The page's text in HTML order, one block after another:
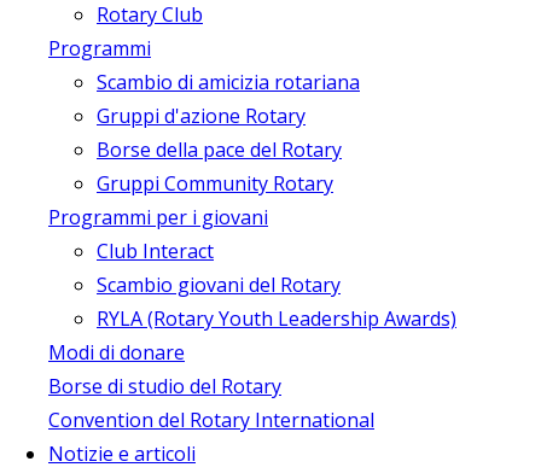
Rotary Club
Programmi
Scambio di amicizia rotariana
Gruppi d'azione Rotary
Borse della pace del Rotary
Gruppi Community Rotary
Programmi per i giovani
Club Interact
Scambio giovani del Rotary
RYLA (Rotary Youth Leadership Awards)
Modi di donare
Borse di studio del Rotary
Convention del Rotary International
Notizie e articoli